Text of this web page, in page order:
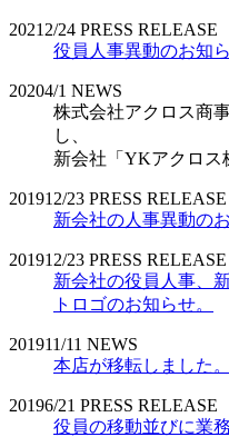
2021 2/24 PRESS RELEASE
役員人事異動のお知
20204/1 NEWS
株式会社アクロス商
し、
新会社「YKアクロス
201912/23 PRESS RELEASE
新会社の人事異動の
201912/23 PRESS RELEASE
新会社の役員人事、
トロゴのお知らせ。
201911/11 NEWS
本店が移転しました。
20196/21 PRESS RELEASE
役員の移動並びに業